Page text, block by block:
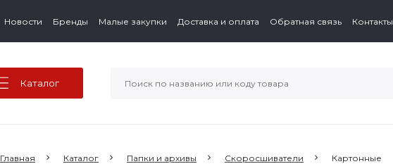
Новости Бренды Малые закупки Доставка и оплата Обратная связь Контакты
Каталог
Главная Каталог Папки и архивы Скоросшиватели Картонные